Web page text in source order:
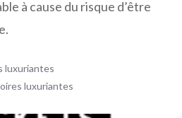
à cause du risque d’être
luxuriantes
luxuriantes